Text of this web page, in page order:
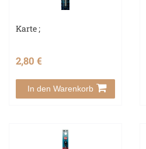
Karte ;
2,80 €
In den Warenkorb